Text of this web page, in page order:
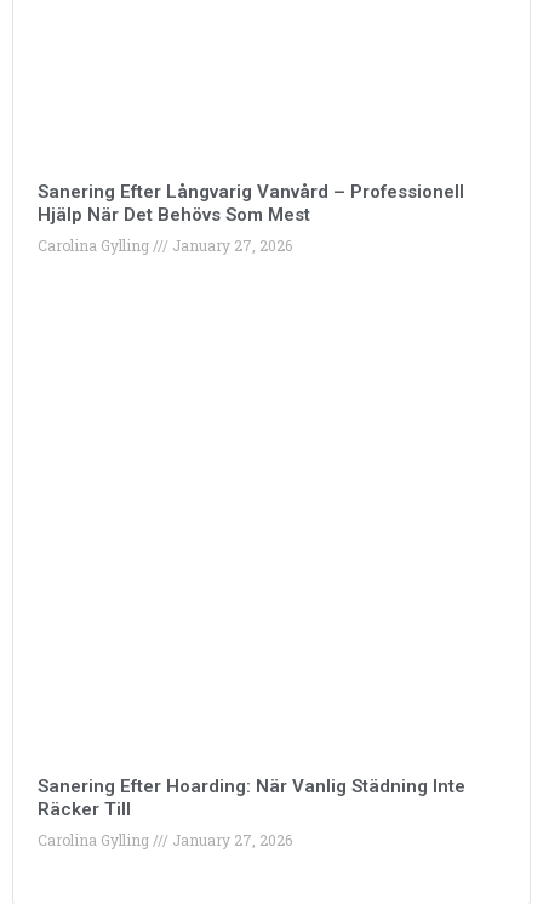
Sanering Efter Långvarig Vanvård – Professionell
Hjälp När Det Behövs Som Mest
Carolina Gylling January 27, 2026
Sanering Efter Hoarding: När Vanlig Städning Inte
Räcker Till
Carolina Gylling January 27, 2026